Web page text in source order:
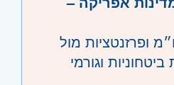
ופרזנטציות מול
וגורמי